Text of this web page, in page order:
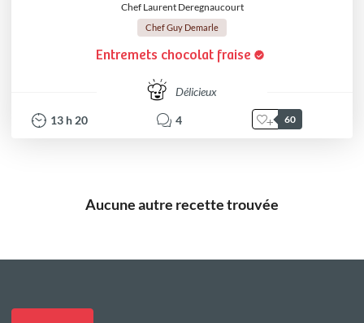
Chef Laurent Deregnaucourt
Chef Guy Demarle
Entremets chocolat fraise
Délicieux
13 h20 4 60
Aucune autre recette trouvée